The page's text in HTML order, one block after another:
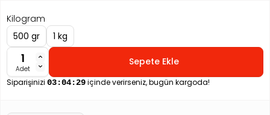
Kilogram
500 gr
1 kg
Adet
Sepete Ekle
Siparişinizi 03:04:29içinde verirseniz, bugün kargoda!